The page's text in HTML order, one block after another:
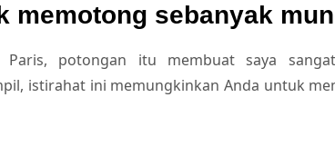
memotong sebanyak
potongan itu membuat saya
istirahat ini memungkinkan Anda untuk